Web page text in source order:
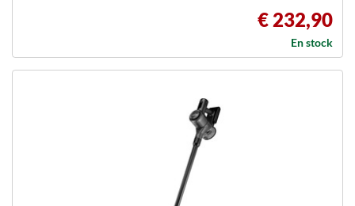
€ 232,90
En stock